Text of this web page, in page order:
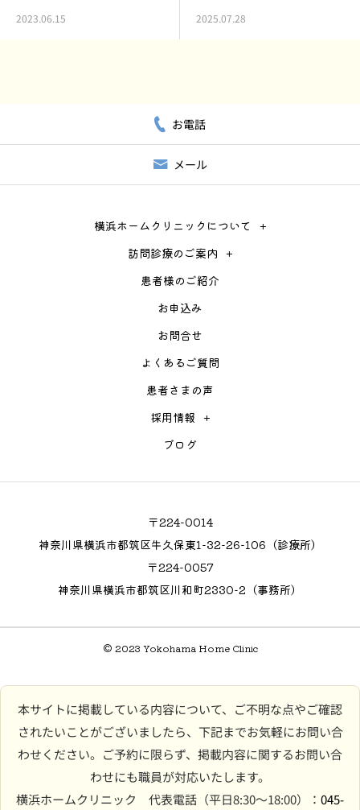
2023.06.15 2025.07.28
お電話
メール
横浜ホームクリニックについて
訪問診療のご案内
患者様のご紹介
お申込み
お問合せ
よくあるご質問
患者さまの声
採用情報
ブログ
〒224-0014
神奈川県横浜市都筑区牛久保東1-32-26-106（診療所）
〒224-0057
神奈川県横浜市都筑区川和町2330-2（事務所）
© 2023 Yokohama Home Clinic
本サイトに掲載している内容について、ご不明な点やご確認
されたいことがございましたら、下記までお気軽にお問い合
わせください。ご予約に限らず、掲載内容に関するお問い合
わせにも職員が対応いたします。
横浜ホームクリニック 代表電話（平日8:30〜18:00）： 045-